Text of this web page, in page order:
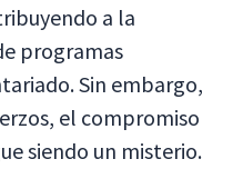
a la
programas
Sin embargo,
el compromiso
siendo un misterio.